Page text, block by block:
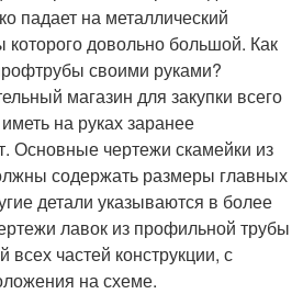
падает на металлический
довольно большой. Как
своими руками?
магазин для закупки всего
на руках заранее
Основные чертежи скамейки из
содержать размеры главных
детали указываются в более
лавок из профильной трубы
частей конструкции, с
на схеме.